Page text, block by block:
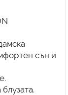
сън и